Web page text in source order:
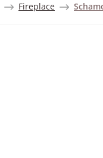
Fireplace